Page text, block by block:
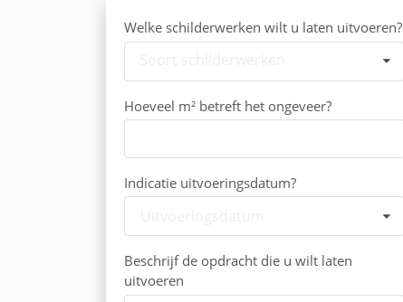
Welke schilderwerken wilt u laten uitvoeren?
Hoeveel m² betreft het ongeveer?
Indicatie uitvoeringsdatum?
Beschrijf de opdracht die u wilt laten
uitvoeren